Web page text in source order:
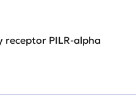
receptor PILR-alpha